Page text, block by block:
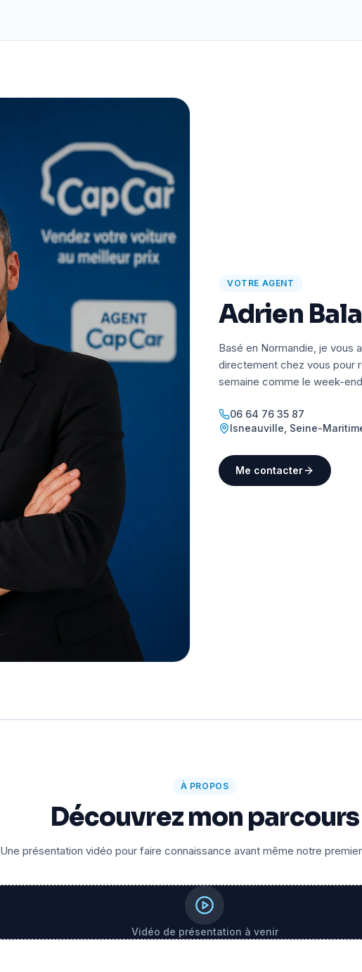
VOTRE AGENT
Adrien
Basé en Normandie, je vous
directement chez vous pour
semaine comme le week-
06 64 76 35 87
Isneauville Seine-
Me contacter
À PROPOS
Découvrez mon parcours
Une présentation vidéo pour faire connaissance avant même notre
Vidéo de présentation à venir